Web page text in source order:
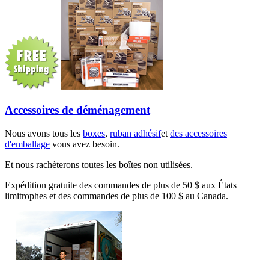
Accessoires de déménagement
Nous avons tous les boxes, ruban adhésifet des accessoires
d'emballage vous avez besoin.
Et nous rachèterons toutes les boîtes non utilisées.
Expédition gratuite des commandes de plus de 50 $ aux États
limitrophes et des commandes de plus de 100 $ au Canada.